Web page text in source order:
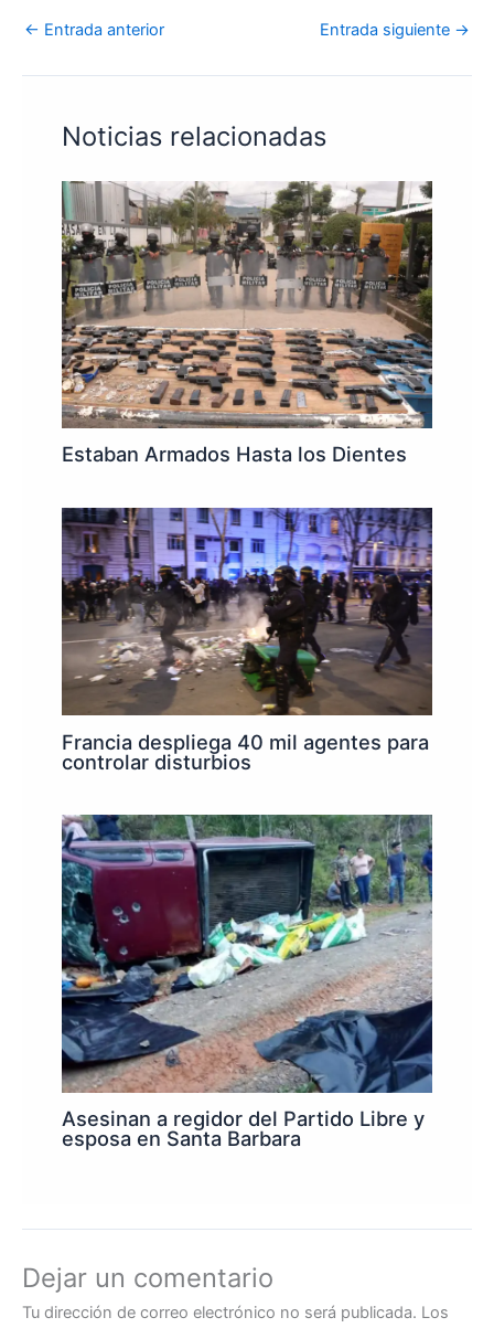
← Entrada anterior Entrada siguiente →
Noticias relacionadas
Estaban Armados Hasta los Dientes
Francia despliega 40 mil agentes para
controlar disturbios
Asesinan a regidor del Partido Libre y
esposa en Santa Barbara
Dejar un comentario
Tu dirección de correo electrónico no será publicada. Los